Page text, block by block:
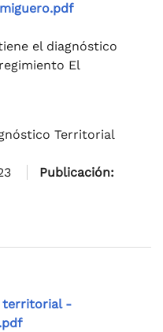
el diagnóstico
El
Territorial
Publicación:
territorial -